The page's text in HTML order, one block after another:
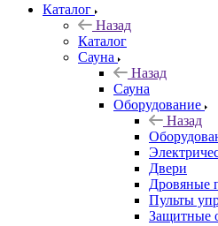
Каталог
Назад
Каталог
Сауна
Назад
Сауна
Оборудование
Назад
Двери
Дровяные
Пульты
Защитные